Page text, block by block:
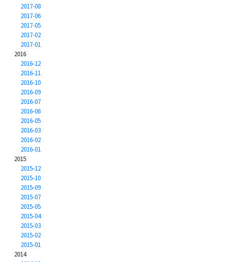
2017-08
2017-06
2017-05
2017-02
2017-01
2016
2016-12
2016-11
2016-10
2016-09
2016-07
2016-06
2016-05
2016-03
2016-02
2016-01
2015
2015-12
2015-10
2015-09
2015-07
2015-05
2015-04
2015-03
2015-02
2015-01
2014